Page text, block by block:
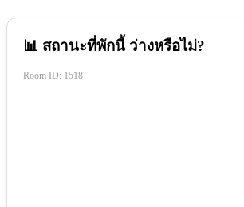
📊 สถานะที่พักนี้ ว่างหรือไม่?
Room ID: 1518